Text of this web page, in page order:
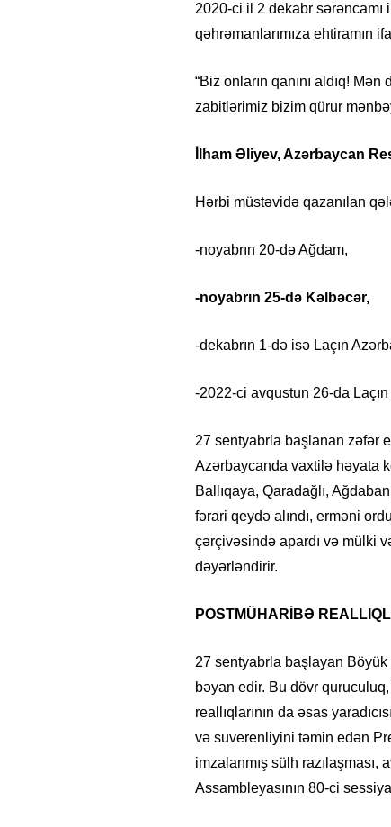
2020-ci il 2 dekabr sərəncamı
qəhrəmanlarımıza ehtiramın
“Biz onların qanını aldıq!
zabitlərimiz bizim qürur
İlham Əliyev, Azərbaycan
Hərbi müstəvidə qazanılan
-noyabrın 20-də Ağdam,
-noyabrın 25-də Kəlbəcər,
-dekabrın 1-də isə Laçın
-2022-ci avqustun 26-da
27 sentyabrla başlanan zəfər
Azərbaycanda vaxtilə həyata
Ballıqaya, Qaradağlı,
fərari qeydə alındı, erməni
çərçivəsində apardı və mülki
dəyərləndirir.
POSTMÜHARİBƏ
27 sentyabrla başlayan Böyük
bəyan edir. Bu dövr
reallıqlarının da əsas
və suverenliyini təmin edən
imzalanmış sülh
Assambleyasının 80-ci
14.05.2026 - 10:58
“ABŞ və Qərb Çinin daha
istəmir”- VİDEO